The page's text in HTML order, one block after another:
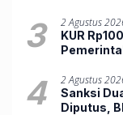
3 2 Agustus
KUR
4 2 Agustus
Sanksi
Diputus,